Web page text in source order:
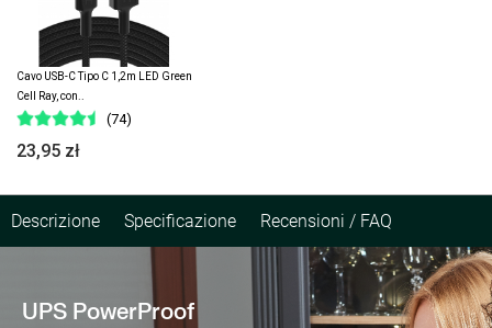
Cavo USB-C Tipo C 1,2m LED Green
Cell Ray, con..
(74)
23,95 zł
Descrizione Specificazione Recensioni / FAQ
UPS PowerProof